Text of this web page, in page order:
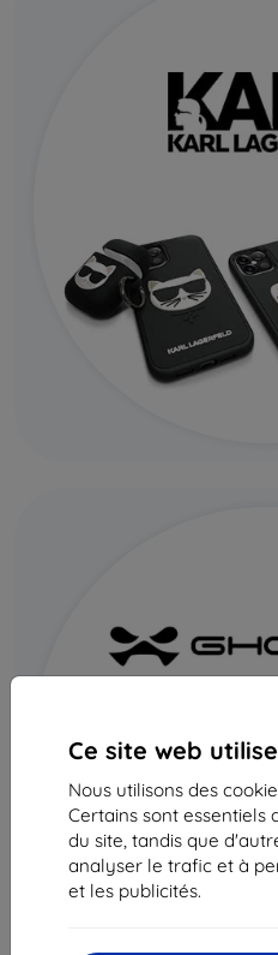
Ce site web
Nous utilisons des
Certains sont essentiels
du site, tandis que
analyser le trafic et à
et les publicités.